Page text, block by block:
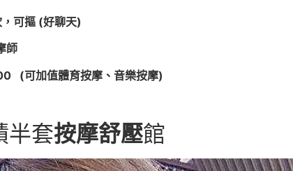
可摳 (好聊天)
師
(可加值體育按摩、音樂按摩)
半套按摩舒壓館